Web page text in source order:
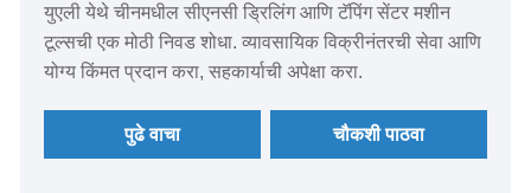
युएली येथे चीनमधील सीएनसी ड्रिलिंग आणि टॅपिंग सेंटर मशीन
टूल्सची एक मोठी निवड शोधा. व्यावसायिक विक्रीनंतरची सेवा आणि
योग्य किंमत प्रदान करा, सहकार्याची अपेक्षा करा.
पुढे वाचा चौकशी पाठवा